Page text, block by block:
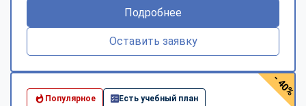
Подробнее
Оставить заявку
Популярное Есть учебный план
- 40%